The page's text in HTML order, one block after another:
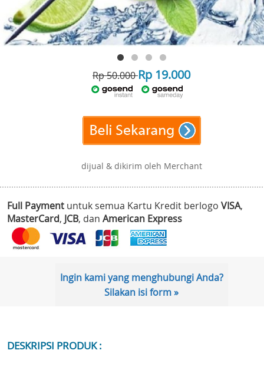
Rp 50.000Rp 19.000
dijual & dikirim oleh Merchant
Full Payment untuk semua Kartu Kredit berlogo VISA,
MasterCard, JCB, dan American Express
Ingin kami yang menghubungi Anda?
Silakan isi form »
DESKRIPSI PRODUK :